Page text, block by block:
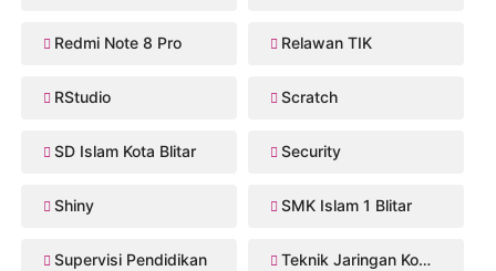
Redmi Note 8 Pro Relawan TIK
RStudio Scratch
SD Islam Kota Blitar Security
Shiny SMK Islam 1 Blitar
Supervisi Pendidikan Teknik Jaringan Komputer dan Telekomunikasi